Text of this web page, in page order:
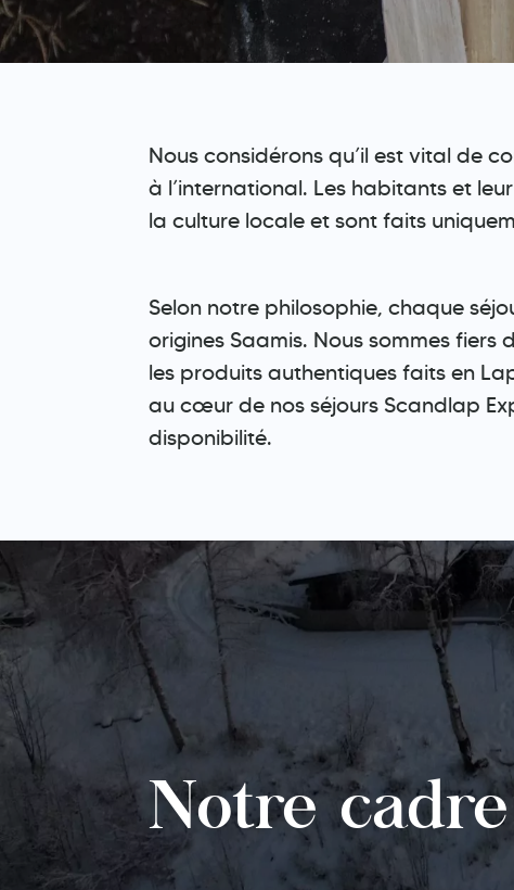
Nous considérons qu’il est vital de
à l’international. Les habitants et
la culture locale et sont faits
Selon notre philosophie, chaque
origines Saamis. Nous sommes
les produits authentiques faits en
au cœur de nos séjours Scandlap
disponibilité.
Notre